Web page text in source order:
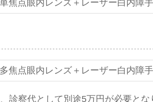
単焦点眼内レンズ＋レーザー白内障
多焦点眼内レンズ＋レーザー白内障
診察代として別途5万円が必要とな